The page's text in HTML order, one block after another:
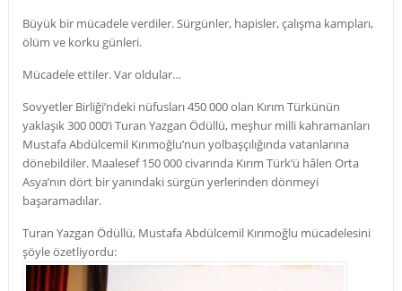
Büyük bir mücadele verdiler. Sürgünler, hapisler, çalışma kampları,
ölüm ve korku günleri.
Mücadele ettiler. Var oldular…
Sovyetler Birliği’ndeki nüfusları 450 000 olan Kırım Türkünün
yaklaşık 300 000’i Turan Yazgan Ödüllü, meşhur milli kahramanları
Mustafa Abdülcemil Kırımoğlu’nun yolbaşçılığında vatanlarına
dönebildiler. Maalesef 150 000 civarında Kırım Türk’ü hâlen Orta
Asya’nın dört bir yanındaki sürgün yerlerinden dönmeyi
başaramadılar.
Turan Yazgan Ödüllü, Mustafa Abdülcemil Kırımoğlu mücadelesini
şöyle özetliyordu: